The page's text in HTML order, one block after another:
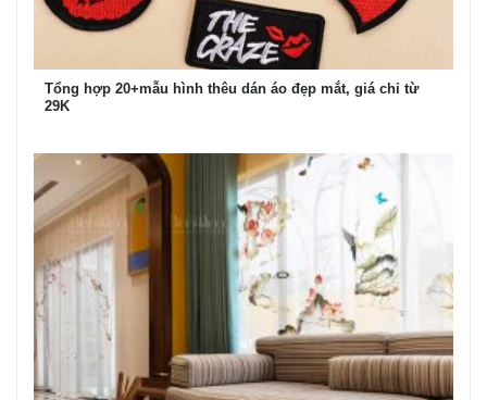
Tổng hợp 20+mẫu hình thêu dán áo đẹp mắt, giá chỉ từ
29K